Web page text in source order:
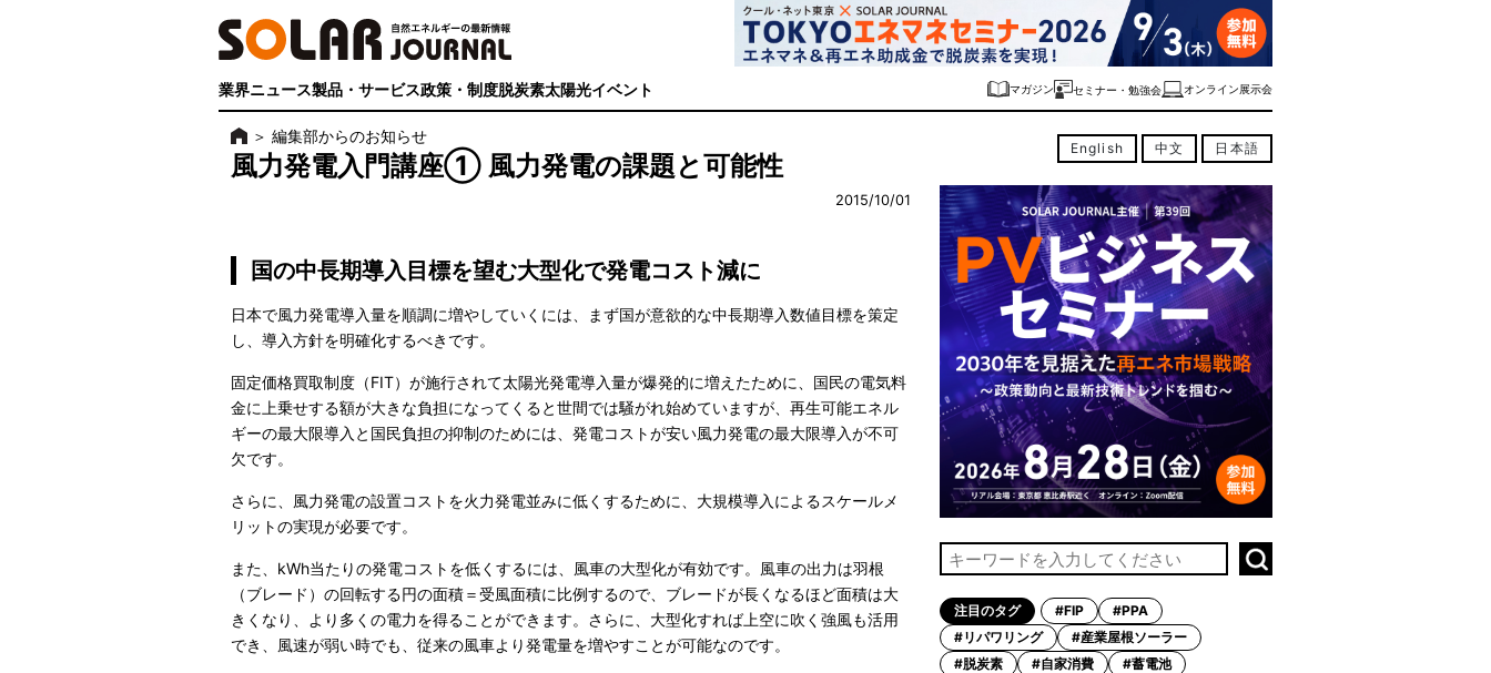
業界ニュース製品・サービス政策・制度脱炭素太陽光イベント マガジン セミナー・勉強会 オンライン展示会
＞編集部からのお知らせ
風力発電入門講座① 風力発電の課題と可能性
2015/10/01
国の中長期導入目標を望む大型化で発電コスト減に
日本で風力発電導入量を順調に増やしていくには、まず国が意欲的な中長期導入数値目標を策定
し、導入方針を明確化するべきです。
固定価格買取制度（FIT）が施行されて太陽光発電導入量が爆発的に増えたために、国民の電気料
金に上乗せする額が大きな負担になってくると世間では騒がれ始めていますが、再生可能エネル
ギーの最大限導入と国民負担の抑制のためには、発電コストが安い風力発電の最大限導入が不可
欠です。
さらに、風力発電の設置コストを火力発電並みに低くするために、大規模導入によるスケールメ
リットの実現が必要です。
また、kWh当たりの発電コストを低くするには、風車の大型化が有効です。風車の出力は羽根
（ブレード）の回転する円の面積＝受風面積に比例するので、ブレードが長くなるほど面積は大
きくなり、より多くの電力を得ることができます。さらに、大型化すれば上空に吹く強風も活用
でき、風速が弱い時でも、従来の風車より発電量を増やすことが可能なのです。
English 中文 日本語
注目のタグ #FIP
#PPA
#リパワリング
#産業屋根ソーラー
#脱炭素
#自家消費
#蓄電池